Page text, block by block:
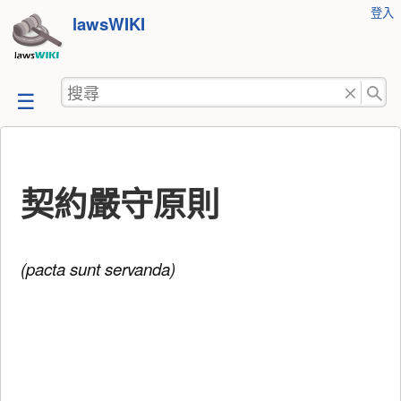
跳
至
容
lawsWIKI
工
登入
搜
尋
契約嚴守原則
(pacta sunt servanda)